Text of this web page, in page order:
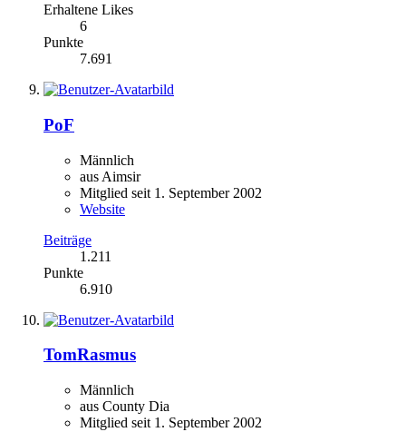
Erhaltene Likes
6
Punkte
7.691
PoF
Männlich
aus Aimsir
Mitglied seit 1. September 2002
Website
Beiträge
1.211
Punkte
6.910
TomRasmus
Männlich
aus County Dia
Mitglied seit 1. September 2002